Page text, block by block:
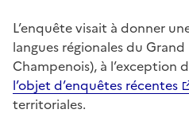
L’enquête visait à donner
langues régionales du
Champenois), à l’exception
l’objet d’enquêtes récentes
territoriales.